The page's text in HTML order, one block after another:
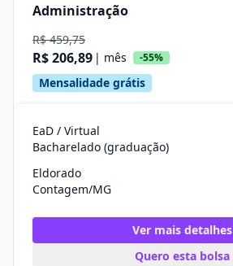
Administração
R$ 459,75
R$ 206,89 | mês -55%
Mensalidade grátis
EaD / Virtual
Bacharelado (graduação)
Eldorado
Contagem/MG
Ver mais detalhes
Quero esta bolsa